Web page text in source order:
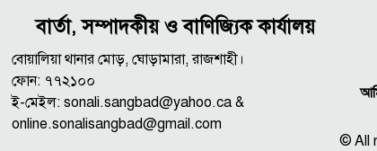
বার্তা, সম্পাদকীয় ও বাণিজ্যিক কার্যালয়
বোয়ালিয়া থানার মোড়, ঘোড়ামারা, রাজশাহী।
ফোন: ৭৭২১০০
ই-মেইল: sonali.sangbad@yahoo.ca &
online.sonalisangbad@gmail.com
© All